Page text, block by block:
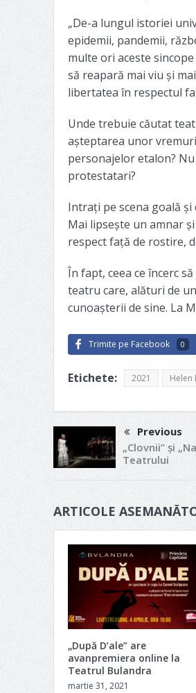
„De-a lungul istoriei
epidemii, pandemii,
multe ori aceste
să reapară mai viu și
libertatea în respectul
Unde trebuie căutat
așteptarea unor
personajelor etalon?
protestatari?
Intrați pe scena goală și
Mai lipsește un amnar
respect față de rostire,
În fapt, ceea ce încerc
teatru care, alături de
cunoașterii de sine. La
Trimite pe Facebook 0
Etichete: 2021 Helen
Previous
„Clovnii” și
Teatrului
ARTICOLE
„După D’ale” are
avanpremiera online la
Teatrul Bulandra
martie 31, 2021